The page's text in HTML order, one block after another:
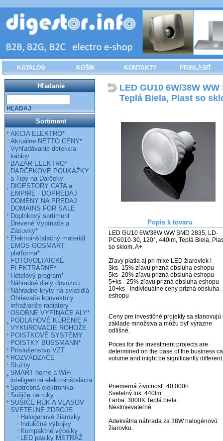
KATALÓG KOŠÍK KONTAKTY PRIHLÁSIŤ
LED GU10 6W/38W
Teplá Biela, Plast so
Popis k tovaru
LED GU10 6W/38W WW SMD 2835, LD-
PC6010-30, 120°, 440lm, Teplá Biela,
so sklom, A+
Zľavy platia aj pri mixe LED žiaroviek !
3ks -15% zľavu prizná obsluha eshopu
5ks -20% zľavu prizná obsluha eshopu
5+ks - 25% zľavu prizná obsluha eshopu
10+ks - individuálne ceny prizná obsluha
eshopu
Ceny pre investičné projekty sa stanovujú
základe množstva a môžu byť výrazne
odlišné.
Prices for the investment projects are
determined on the base of the business
volume and might be significantly
Priemerná životnosť: 40.000h
Svetelný tok: 440lm
Farba: 3000K Teplá biela
Nestmievateľné
Adekvátna náhrada za 38W halogénovú
žiarovku.
Hľadanie
HĽADAJ
Sortiment
AKCIA ELEKTRO*
Aktuálne NETTO CENY*
Vyhľadávanie detekcia
káblov
BAZÁR ELEKTRO*
DARČEKOVÉ POUKÁŽKY
a Tipy na Darčeky
DIGESTORY CATA a
EMPIRE - DOPREDAJ
DOMÉNY NA PREDAJ
DOMAINS FOR SALE
Doplnkový sortiment
Drevené Vypínače a
Zásuvky*
Elektroinštalačný materiál
EMOS GOSMART
platforma*
FOTOVOLTAICKÉ
ELEKTRÁRNE*
Hotelový program*
Náhradné diely dovozcu
Náhradne kryty na svietidlá
Ohrievače konvektory
infražiariče radiátory
OSOBNÉ VYPÍNAČE ALY*
PODLAHOVÉ KÚRENIE A
VYKUROVACIE ROHOŽE
POISTKOVÉ SYSTÉMY
POISTKY BUSSMANN*
Príslušenstvo VZT
ROZVÁDZAČE
Služby
SMART home a WiFi
inteligentná elektroinštalácia
Spotrebná elektronika
Sušiče na ruky
SUŠIČE RÚK A VLASOV
SVETELNÉ ZDROJE
Halogenové žiarovky
Indukčné výbojky
Kompaktné výbojky
LED pásiky METRÁŽ